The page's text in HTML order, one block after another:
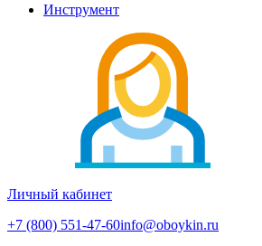
Инструмент
Личный кабинет
+7 (800) 551-47-60info@oboykin.ru